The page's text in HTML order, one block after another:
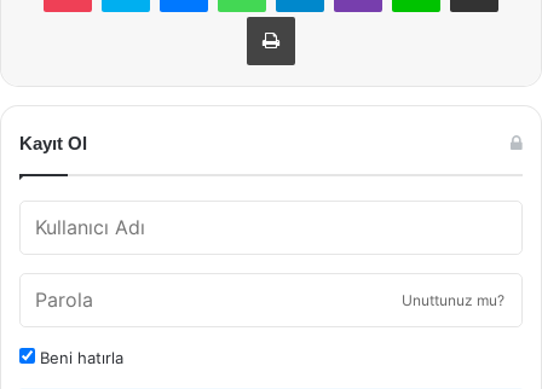
Yazdır
Kayıt Ol
Unuttunuz mu?
Beni hatırla